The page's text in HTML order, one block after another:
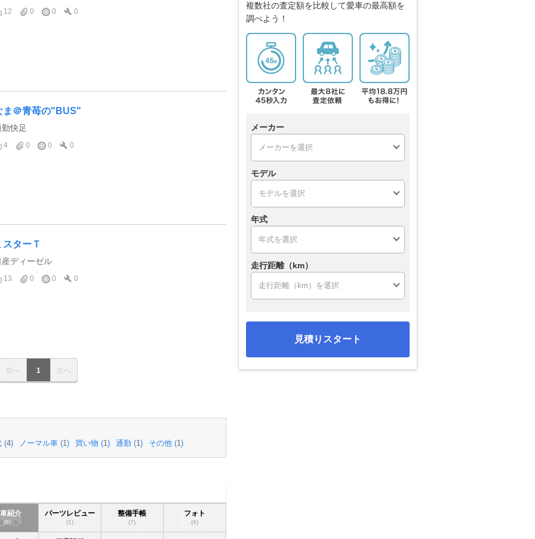
12 0 0 0
ま＠青苺の"BUS"
快足
4 0 0 0
スターＴ
産ディーゼル
13 0 0 0
前へ 1 次へ
(4) ノーマル車 (1) 買い物 (1) 通勤 (1) その他 (1)
紹介
(8)
パーツレビュー
(1)
整備手帳
(7)
フォト
(4)
複数社の査定額を比較して愛車の最高額を
調べよう！
メーカー
モデル
年式
走行距離（km）
見積りスタート